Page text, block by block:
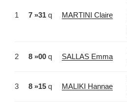
1 7 »31 q MARTINI Claire
2 8 »00 q SALLAS Emma
3 8 »15 q MALIKI Hannae